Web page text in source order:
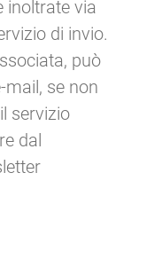
inoltrate via
di invio.
può
mail, se non
servizio
dal